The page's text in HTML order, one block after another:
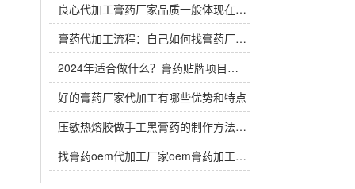
良心代加工膏药厂家品质一般体现在哪里？
膏药代加工流程：自己如何找膏药厂家代工生产做膏药
2024年适合做什么？膏药贴牌项目是个赚钱机会
好的膏药厂家代加工有哪些优势和特点
压敏热熔胶做手工黑膏药的制作方法，热熔胶在黑膏药中放多少？
找膏药oem代加工厂家oem膏药加工生产注意事项有哪些？